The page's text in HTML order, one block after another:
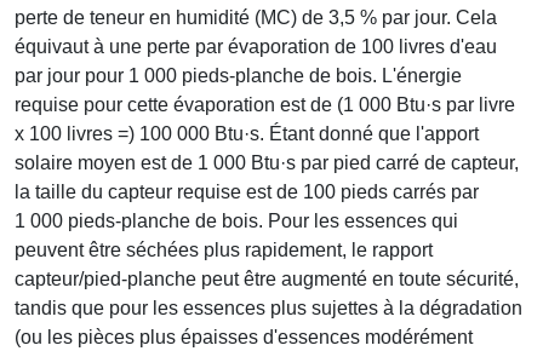
perte de teneur en humidité (MC) de 3,5 % par jour. Cela
équivaut à une perte par évaporation de 100 livres d'eau
par jour pour 1 000 pieds-planche de bois. L'énergie
requise pour cette évaporation est de (1 000 Btu·s par livre
x 100 livres =) 100 000 Btu·s. Étant donné que l'apport
solaire moyen est de 1 000 Btu·s par pied carré de capteur,
la taille du capteur requise est de 100 pieds carrés par
1 000 pieds-planche de bois. Pour les essences qui
peuvent être séchées plus rapidement, le rapport
capteur/pied-planche peut être augmenté en toute sécurité,
tandis que pour les essences plus sujettes à la dégradation
(ou les pièces plus épaisses d'essences modérément